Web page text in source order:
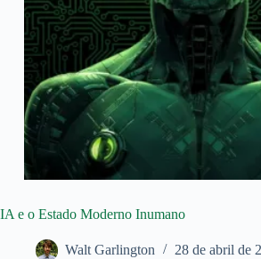
IA e o Estado Moderno Inumano
Walt Garlington
28 de abril de